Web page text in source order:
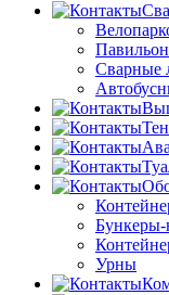
Сварные
Бункеры-
Урны